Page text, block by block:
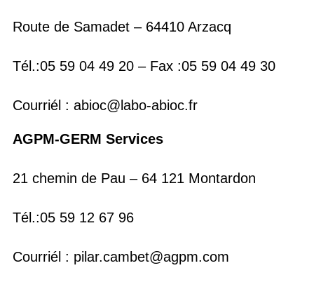
Route de Samadet – 64410 Arzacq
Tél.:05 59 04 49 20 – Fax :05 59 04 49 30
Courriél : abioc@labo-abioc.fr
AGPM-GERM Services
21 chemin de Pau – 64 121 Montardon
Tél.:05 59 12 67 96
Courriél : pilar.cambet@agpm.com